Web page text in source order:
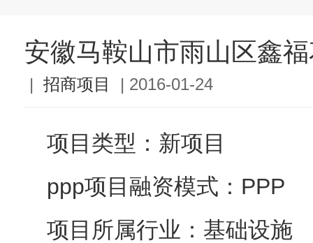
安徽马鞍山市雨山区鑫
| 招商项目 | 2016-01-24
项目类型：新项目
ppp项目融资模式：PPP
项目所属行业：基础设施